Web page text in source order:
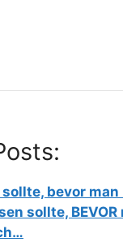
bevor
sollte, BEVOR